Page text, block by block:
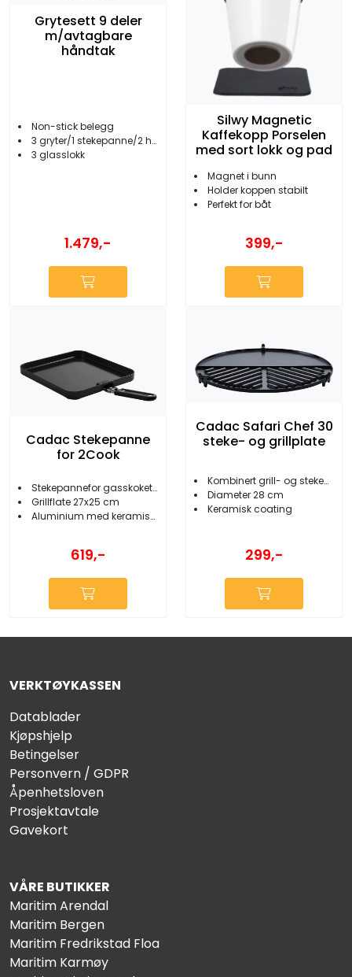
Grytesett 9 deler
m/avtagbare
håndtak
Non-stick belegg
3 gryter/1 stekepanne/2 håndtak
3 glasslokk
1.479,-
Silwy Magnetic
Kaffekopp Porselen
med sort lokk og pad
Magnet i bunn
Holder koppen stabilt
Perfekt for båt
399,-
Cadac Stekepanne
for 2Cook
Stekepannefor gasskoketopp
Grillflate 27x25 cm
Aluminium med keramisk belegg
619,-
Cadac Safari Chef 30
steke- og grillplate
Kombinert grill- og stekeplate
Diameter 28 cm
Keramisk coating
299,-
VERKTØYKASSEN
Datablader
Kjøpshjelp
Betingelser
Personvern / GDPR
Åpenhetsloven
Prosjektavtale
Gavekort
VÅRE BUTIKKER
Maritim Arendal
Maritim Bergen
Maritim Fredrikstad Floa
Maritim Karmøy